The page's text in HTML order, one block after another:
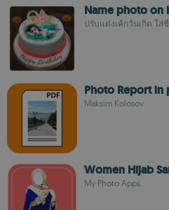
Name photo on
ปรับแต่งเค้กวันเกิด ใ
Photo Report in
Maksim Kolosov
Women Hijab
My Photo Apps